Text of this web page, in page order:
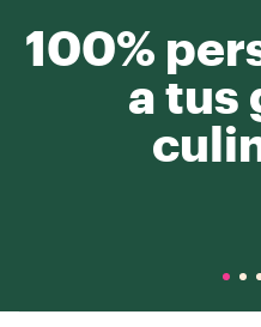
100%
a tus